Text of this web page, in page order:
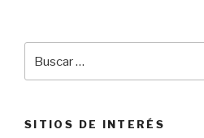
por:
SITIOS DE INTERÉS